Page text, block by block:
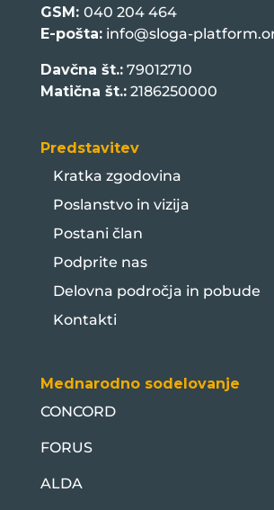
GSM: 040 204 464
E-pošta: info@sloga-
Davčna št.:79012710
Matična št.:2186250000
Predstavitev
Kratka zgodovina
Poslanstvo in vizija
Postani član
Podprite nas
Delovna področja in pobude
Kontakti
Mednarodno sodelovanje
CONCORD
FORUS
ALDA